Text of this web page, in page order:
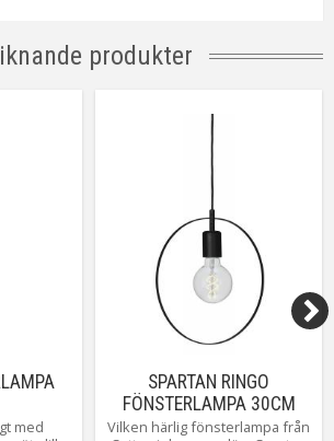
produkter
med
SPARTAN RINGO
FÖNSTERLAMPA 30CM
SVART
Vilken härlig fönsterlampa från